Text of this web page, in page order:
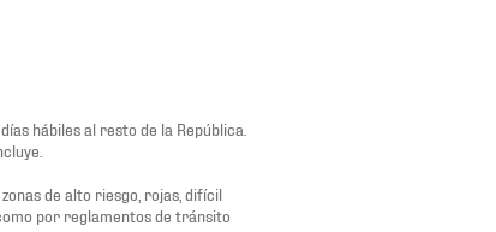
hábiles al resto de la República.
de alto riesgo, rojas, difícil
por reglamentos de tránsito